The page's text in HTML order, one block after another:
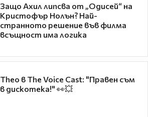
Защо Ахил липсва от „Одисей“ на
Кристофър Нолън? Най-
странното решение във филма
всъщност има логика
Theo в The Voice Cast: "Правен съм
в дискотека!" 👀💥